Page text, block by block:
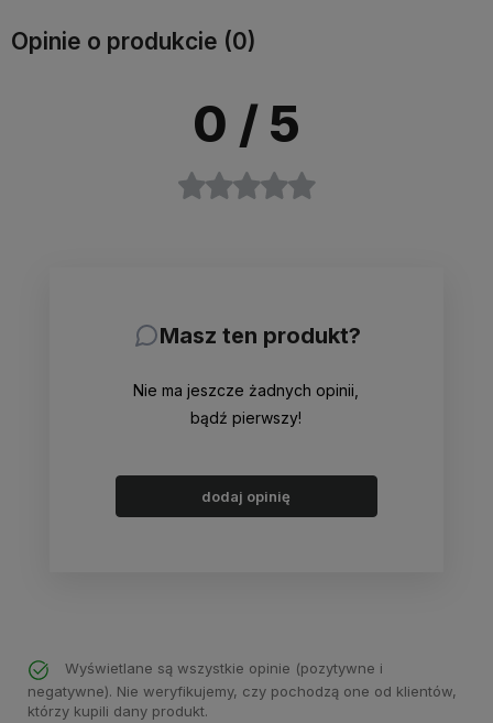
Opinie o produkcie (0)
0 / 5
Masz ten produkt?
Nie ma jeszcze żadnych opinii,
bądź pierwszy!
dodaj opinię
Wyświetlane są wszystkie opinie (pozytywne i
negatywne). Nie weryfikujemy, czy pochodzą one od klientów,
którzy kupili dany produkt.